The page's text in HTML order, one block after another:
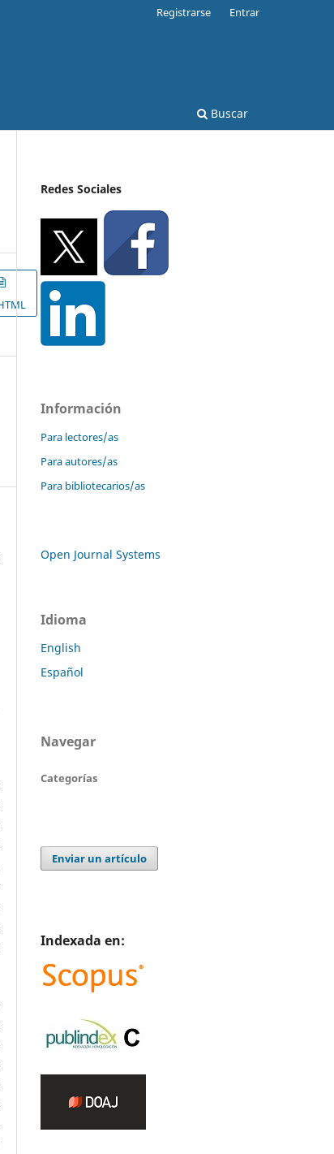
Buscar
Registrarse Entrar
Redes Sociales
Información
Para lectores/as
Para autores/as
Para bibliotecarios/as
Open Journal Systems
Idioma
English
Español
Navegar
Categorías
Enviar un artículo
Indexada en: